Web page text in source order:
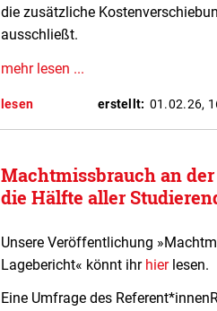
die zusätzliche
ausschließt.
mehr lesen ...
lesen erstellt: 01.02.26,
Machtmissbrauch an
die Hälfte aller
Unsere Veröffentlichung
Lagebericht« könnt ihr hierlesen.
Eine Umfrage des